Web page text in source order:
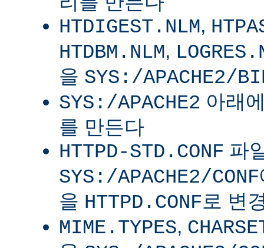
HTDIGEST.NLM,
HTDBM.NLM,
을 SYS:/APACHE2/
SYS:/APACHE2 아래
를 만든다
HTTPD-STD.CONF 파
SYS:/APACHE2/CONF
을 HTTPD.CONF 로 변
MIME.TYPES,